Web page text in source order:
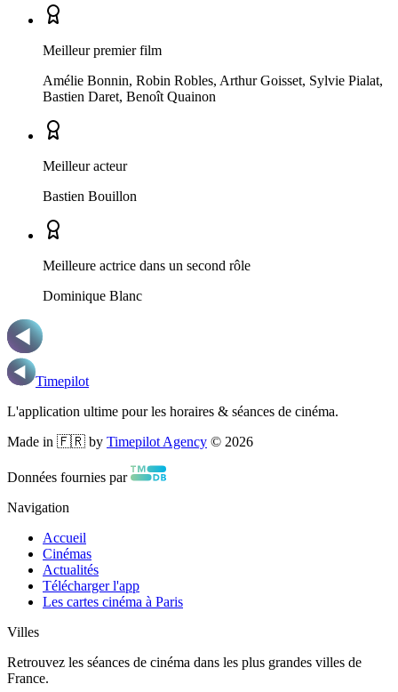
Meilleur premier film
Amélie Bonnin, Robin Robles, Arthur Goisset, Sylvie Pialat,
Bastien Daret, Benoît Quainon
Meilleur acteur
Bastien Bouillon
Meilleure actrice dans un second rôle
Dominique Blanc
Timepilot
L'application ultime pour les horaires & séances de cinéma.
Made in 🇫🇷 by Timepilot Agency © 2026
Données fournies par
Navigation
Accueil
Cinémas
Actualités
Télécharger l'app
Les cartes cinéma à Paris
Villes
Retrouvez les séances de cinéma dans les plus grandes villes de
France.